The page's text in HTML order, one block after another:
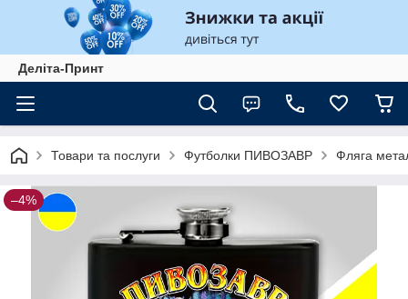
Деліта-Принт
Товари та послуги Футболки ПИВОЗАВР Фляга
–4%